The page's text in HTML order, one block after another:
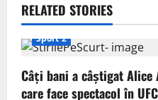
v
i
g
RELATED STORIES
Sport 2
Câți bani a câștigat Alice
care face spectacol în